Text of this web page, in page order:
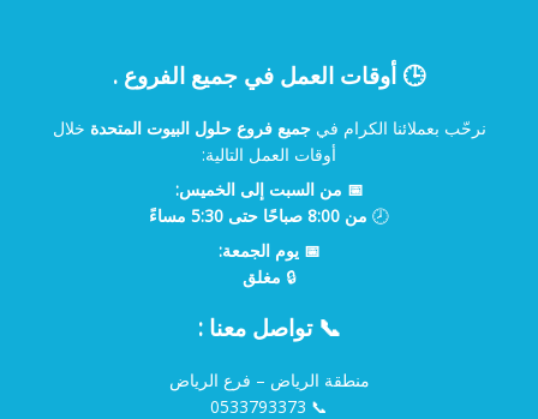
🕒 أوقات العمل في جميع الفروع .
نرحّب بعملائنا الكرام فيجميع فروع حلول البيوت المتحدة خلال
أوقات العمل التالية:
📅 من السبت إلى الخميس:
🕗 من 8:00 صباحًا حتى 5:30 مساءً
📅 يوم الجمعة:
🔒 مغلق
📞 تواصل معنا :
منطقة الرياض – فرع الرياض
📞
0533793373